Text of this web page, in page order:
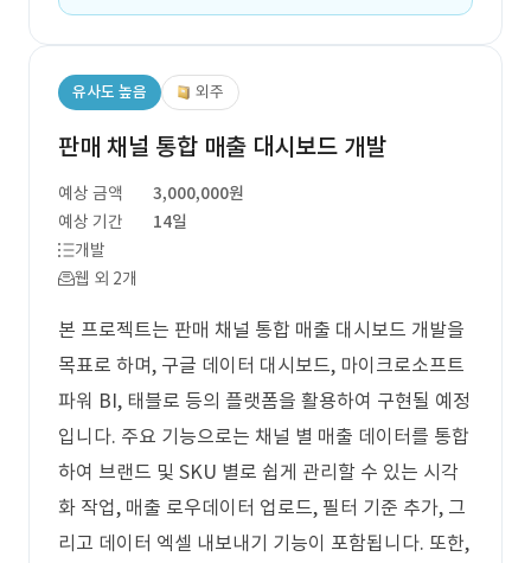
유사도 높음 외주
판매 채널 통합 매출 대시보드 개발
예상 금액
3,000,000원
예상 기간
14일
개발
웹 외 2개
본 프로젝트는 판매 채널 통합 매출 대시보드 개발을
목표로 하며, 구글 데이터 대시보드, 마이크로소프트
파워 BI, 태블로 등의 플랫폼을 활용하여 구현될 예정
입니다. 주요 기능으로는 채널 별 매출 데이터를 통합
하여 브랜드 및 SKU 별로 쉽게 관리할 수 있는 시각
화 작업, 매출 로우데이터 업로드, 필터 기준 추가, 그
리고 데이터 엑셀 내보내기 기능이 포함됩니다. 또한,